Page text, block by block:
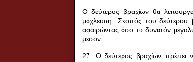
Ο δεύτερος βραχίων θα
μόχλευση. Σκοπός του δεύτερου
αφαιρώντας όσο το δυνατόν
μέσον.
27. Ο δεύτερος βραχίων πρέπει